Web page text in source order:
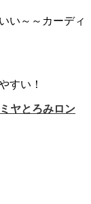
い～～カーディ
すい！
ヤとろみロン